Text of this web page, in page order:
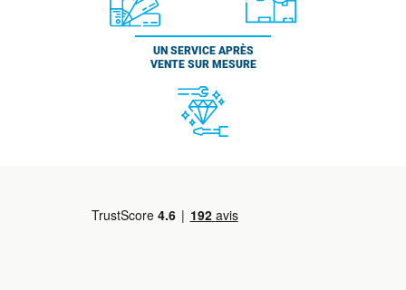
UN SERVICE APRÈS
VENTE SUR MESURE